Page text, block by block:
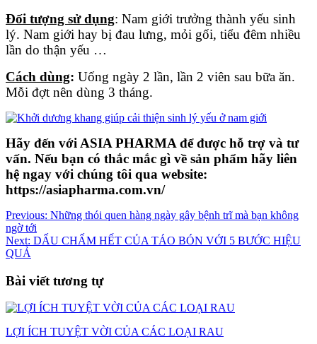
Đối tượng sử dụng: Nam giới trưởng thành yếu sinh
lý. Nam giới hay bị đau lưng, mỏi gối, tiểu đêm nhiều
lần do thận yếu …
Cách dùng: Uống ngày 2 lần, lần 2 viên sau bữa ăn.
Mỗi đợt nên dùng 3 tháng.
Hãy đến với ASIA PHARMA để được hỗ trợ và tư
vấn. Nếu bạn có thắc mắc gì về sản phẩm hãy liên
hệ ngay với chúng tôi qua website:
https://asiapharma.com.vn/
Điều
hướng
bài
viết
Previous: Những thói quen hàng ngày gây bệnh trĩ mà bạn không
ngờ tới
Next: DẤU CHẤM HẾT CỦA TÁO BÓN VỚI 5 BƯỚC HIỆU
QUẢ
Bài viết tương tự
LỢI ÍCH TUYỆT VỜI CỦA CÁC LOẠI RAU